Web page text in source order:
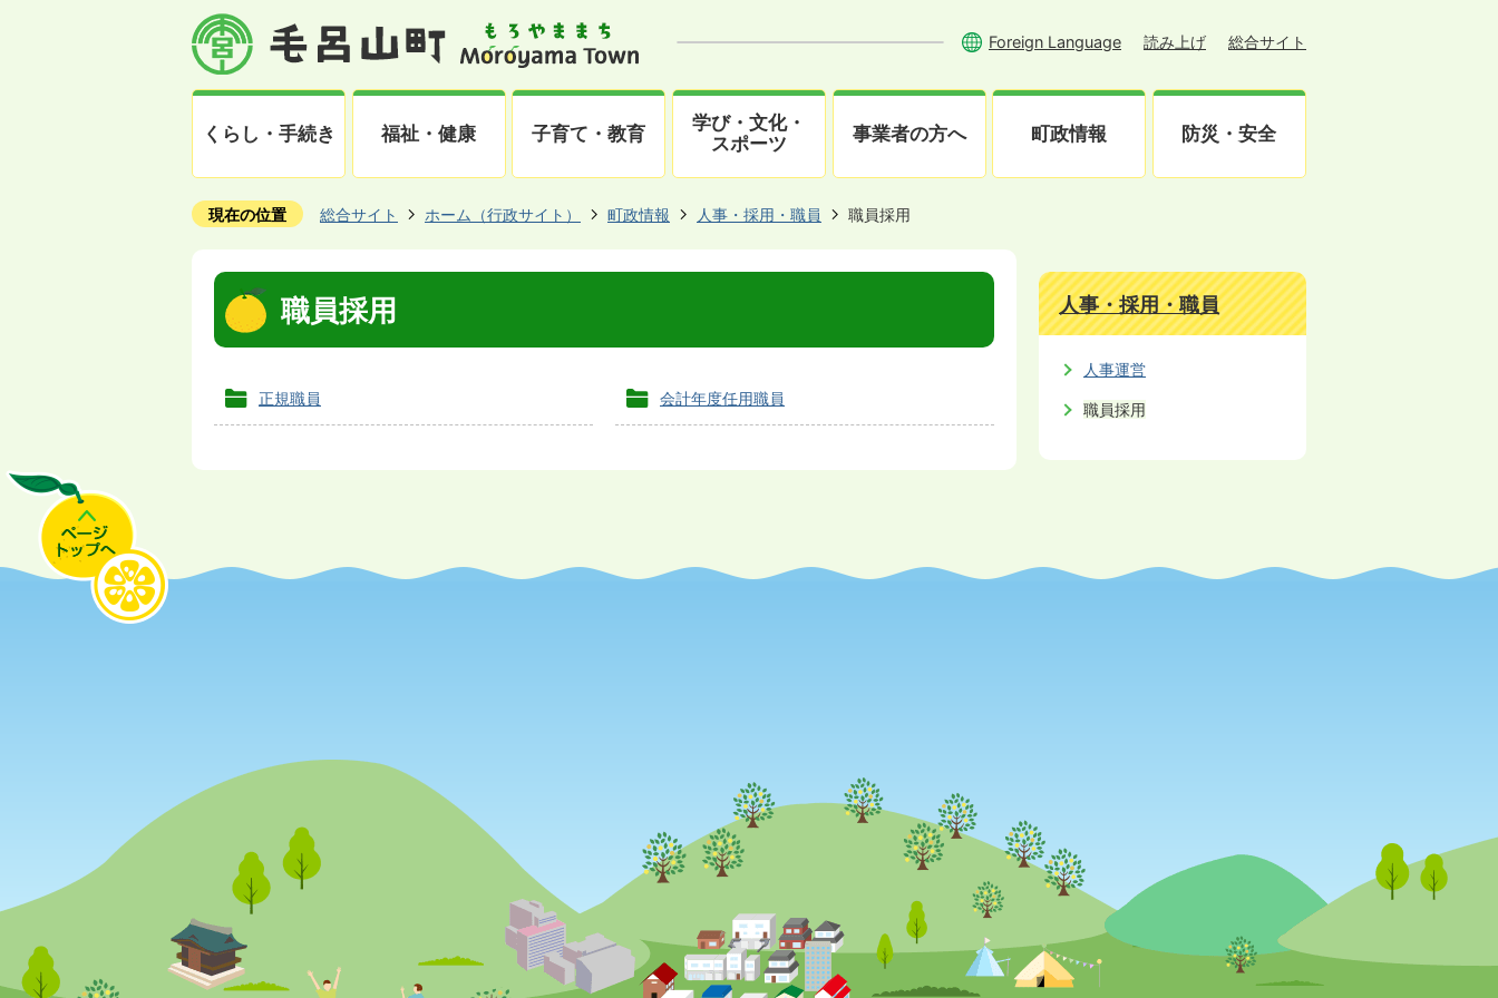
Foreign Language 読み上げ 総合サイト
くらし・手続き 福祉・健康 子育て・教育
学び・文化・
スポーツ
事業者の方へ 町政情報 防災・安全
現在の位置 総合サイト ホーム（行政サイト） 町政情報 人事・採用・職員 職員採用
職員採用
正規職員 会計年度任用職員
人事・採用・職員
人事運営
職員採用